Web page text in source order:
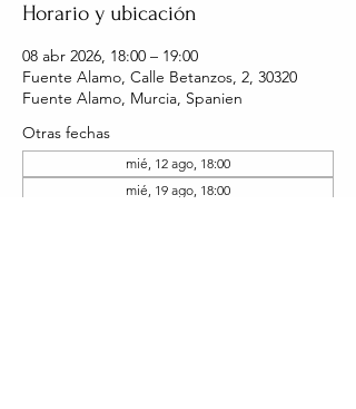
Horario y ubicación
08 abr 2026, 18:00 – 19:00
Fuente Alamo, Calle Betanzos, 2, 30320
Fuente Alamo, Murcia, Spanien
Otras fechas
mié, 12 ago, 18:00
mié, 19 ago, 18:00